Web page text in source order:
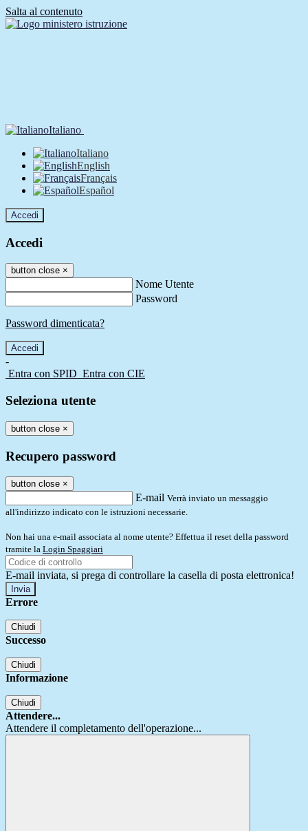
Salta al contenuto
Italiano
Italiano
English
Français
Español
Accedi
Accedi
button close ×
Nome Utente
Password
Password dimenticata?
-
Entra con SPID Entra con CIE
Seleziona utente
button close ×
Recupero password
button close ×
E-mail Verrà inviato un messaggio
all'indirizzo indicato con le istruzioni necessarie.
Non hai una e-mail associata al nome utente? Effettua il reset della password
tramite la Login Spaggiari
E-mail inviata, si prega di controllare la casella di posta elettronica!
Errore
Chiudi
Successo
Chiudi
Informazione
Chiudi
Attendere...
Attendere il completamento dell'operazione...